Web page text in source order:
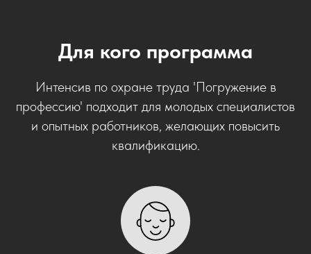
Для кого программа
Интенсив по охране труда 'Погружение в
профессию' подходит для молодых специалистов
и опытных работников, желающих повысить
квалификацию.